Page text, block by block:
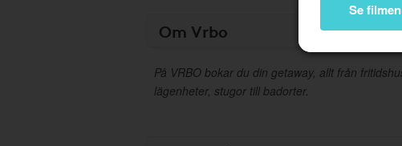
Se
Om Vrbo
På VRBO bokar du din getaway, allt från
lägenheter, stugor till badorter.